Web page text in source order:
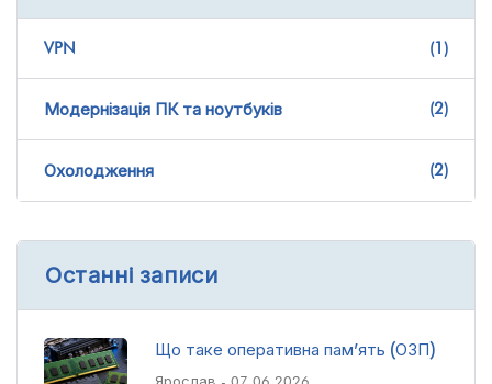
VPN (1)
Модернізація ПК та ноутбуків (2)
Охолодження (2)
Останні записи
Що таке оперативна пам’ять (ОЗП)